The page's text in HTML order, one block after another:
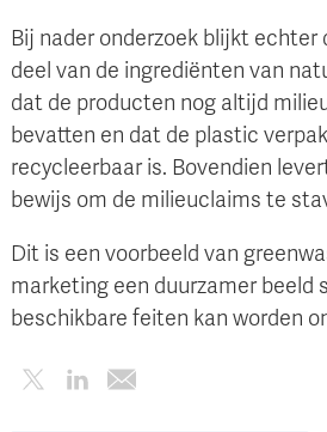
Bij nader onderzoek blijkt echter
deel van de ingrediënten van
dat de producten nog altijd
bevatten en dat de plastic
recycleerbaar is. Bovendien
bewijs om de milieuclaims te
Dit is een voorbeeld van
marketing een duurzamer beeld
beschikbare feiten kan worden